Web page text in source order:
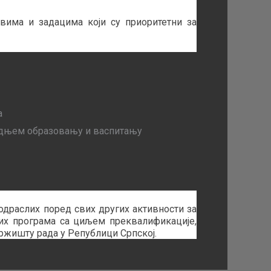
и задацима који су приоритетни за
образовању и васпитању
поред свих других активности за
програма са циљем преквалификације,
рада у Републици Српској.